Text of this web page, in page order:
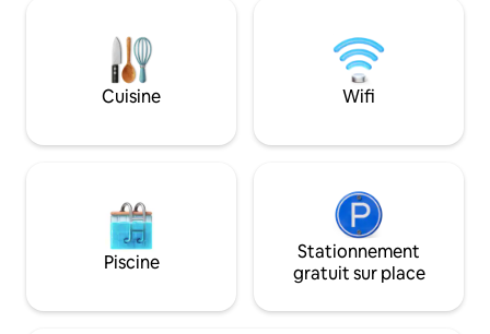
son apaisant de la rivière qui coule.
Emplacements de pique-nique le long de
Rening est un village tranquille avec des
paysages vallonnés verdoyants. La ville
minutes en voiture et disposent de
nombreux restaurants. Il est préférable
de se déplacer en voiture. Attractions à
proximité : World of Phalaenopsis (Moth
Orchids), Ulu Yam - 12 km (16 min en
voiture) Magasins d'usine Genting
accès pratique
Kuantan et aux
Créez des
Kokoro, où
Cuisine Wifi
Piscine
Stationnement
gratuit sur place